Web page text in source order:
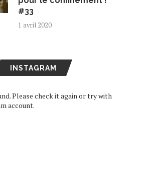
#33
1 avril 2020
INSTAGRAM
Please check it again or try with
account.